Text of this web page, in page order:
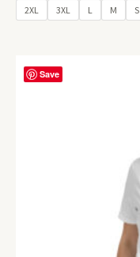
2XL 3XL L M S
Save